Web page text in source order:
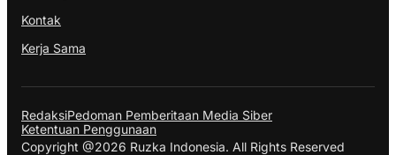
Kontak
Kerja Sama
RedaksiPedoman Pemberitaan Media Siber
Ketentuan Penggunaan
Copyright @2026 Ruzka Indonesia. All Rights Reserved